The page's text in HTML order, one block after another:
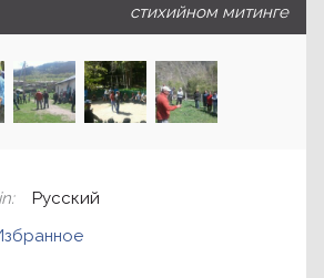
стихийном митинге
: Русский